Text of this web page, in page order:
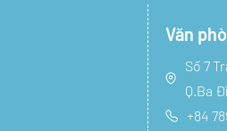
Văn
Số 7
Q.Ba
+84